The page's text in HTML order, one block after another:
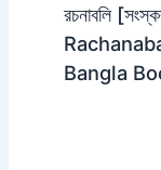
রচনাবলি
Bangla